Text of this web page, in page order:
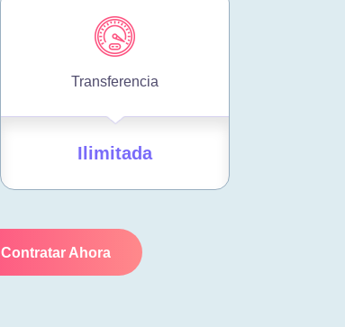
Transferencia
Ilimitada
Contratar Ahora